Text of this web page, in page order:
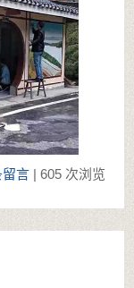
留言 | 605 次浏览